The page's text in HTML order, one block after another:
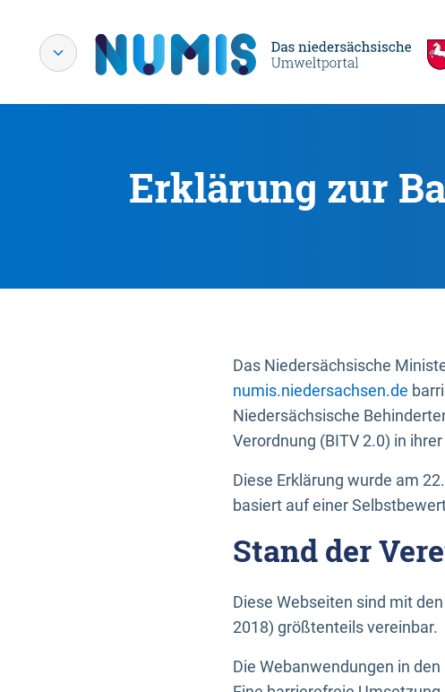
Erklärung zur
Das Niedersächsische
numis.niedersachsen.de
Niedersächsische
Verordnung (BITV 2.0) in
Diese Erklärung wurde am
basiert auf einer
Stand der
Diese Webseiten sind mit
2018) größtenteils vereinbar.
Die Webanwendungen in